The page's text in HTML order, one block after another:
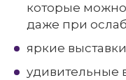
которые можно
даже при
яркие
удивительные